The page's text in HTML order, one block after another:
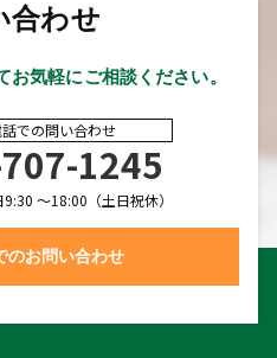
合わせ
お気軽にご相談ください。
での問い合わせ
1245
～18:00（土日祝休）
のお問い合わせ